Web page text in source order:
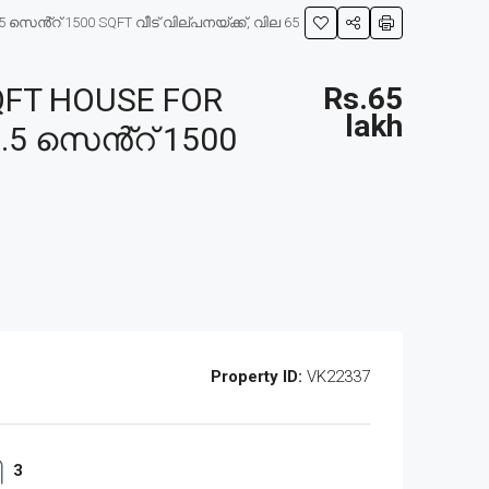
9.5 സെൻ്റ് 1500 SQFT വീട് വില്പനയ്ക്ക്, വില 65
HOUSE FOR
സെൻ്റ് 1500
Rs.65
lakh
Property ID: VK22337
3